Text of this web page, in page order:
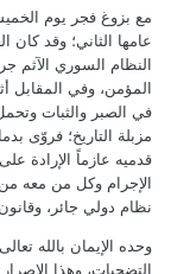
عامها الثاني؛ وقد كان
النظام السوري الآثم
المؤمن، وفي المقابل
في الصبر والثبات
مزبلة التاريخ؛ فروّى
قدميه عازماً الإرادة
الإجرام وكل من معه
نظام دولي جائر،
وحده الإيمان بالله
التضحيات، وهذا